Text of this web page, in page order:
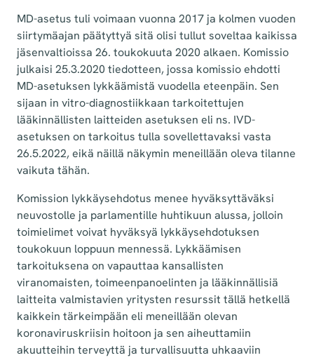
MD-asetus tuli voimaan vuonna 2017 ja kolmen vuoden
siirtymäajan päätyttyä sitä olisi tullut soveltaa kaikissa
jäsenvaltioissa 26. toukokuuta 2020 alkaen. Komissio
julkaisi 25.3.2020 tiedotteen, jossa komissio ehdotti
MD-asetuksen lykkäämistä vuodella eteenpäin. Sen
sijaan in vitro-diagnostiikkaan tarkoitettujen
lääkinnällisten laitteiden asetuksen eli ns. IVD-
asetuksen on tarkoitus tulla sovellettavaksi vasta
26.5.2022, eikä näillä näkymin meneillään oleva tilanne
vaikuta tähän.
Komission lykkäysehdotus menee hyväksyttäväksi
neuvostolle ja parlamentille huhtikuun alussa, jolloin
toimielimet voivat hyväksyä lykkäysehdotuksen
toukokuun loppuun mennessä. Lykkäämisen
tarkoituksena on vapauttaa kansallisten
viranomaisten, toimeenpanoelinten ja lääkinnällisiä
laitteita valmistavien yritysten resurssit tällä hetkellä
kaikkein tärkeimpään eli meneillään olevan
koronaviruskriisin hoitoon ja sen aiheuttamiin
akuutteihin terveyttä ja turvallisuutta uhkaaviin